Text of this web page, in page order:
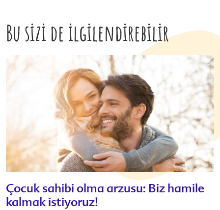
Bu sizi de ilgilendirebilir
Çocuk sahibi olma arzusu: Biz hamile
kalmak istiyoruz!